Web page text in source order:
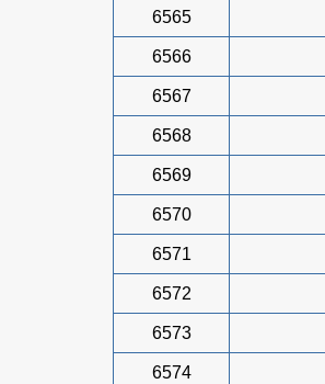
6565
6566
6567
6568
6569
6570
6571
6572
6573
6574